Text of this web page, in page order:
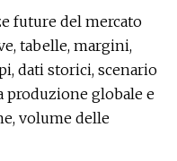
future del mercato
tabelle, margini,
dati storici, scenario
globale e
volume delle